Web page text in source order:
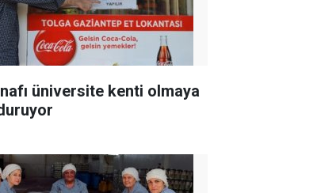
üniversite kenti olmaya